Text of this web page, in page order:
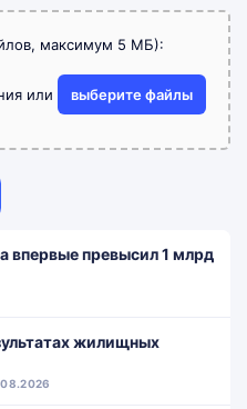
максимум 5 МБ):
или выберите файлы
впервые превысил 1 млрд
жилищных